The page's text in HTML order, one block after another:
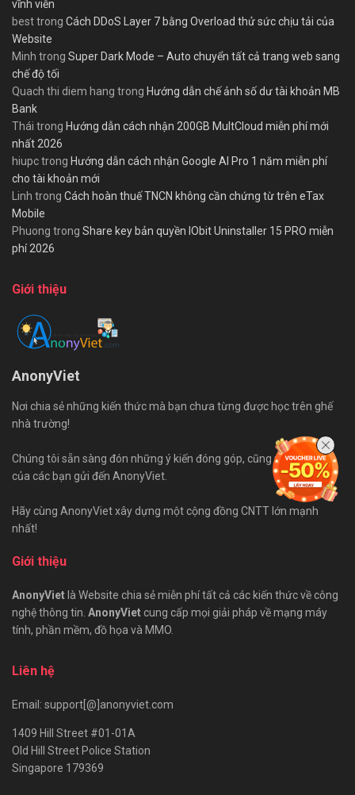
vĩnh viễn
besttrong Cách DDoS Layer 7 bằng Overload thử sức chịu tải của
Website
Minh trong Super Dark Mode – Auto chuyển tất cả trang web sang
chế độ tối
Quach thi diem hang trong Hướng dẫn chế ảnh số dư tài khoản MB
Bank
Thái trong Hướng dẫn cách nhận 200GB MultCloud miễn phí mới
nhất 2026
hiupctrong Hướng dẫn cách nhận Google AI Pro 1 năm miễn phí
cho tài khoản mới
Linh trong Cách hoàn thuế TNCN không cần chứng từ trên eTax
Mobile
Phuong trong Share key bản quyền IObit Uninstaller 15 PRO miễn
phí 2026
Giới thiệu
AnonyViet
Nơi chia sẻ những kiến thức mà bạn chưa từng được học trên ghế
nhà trường!
Chúng tôi sẵn sàng đón những ý kiến đóng góp, cũng như bài viết
của các bạn gửi đến AnonyViet.
Hãy cùng AnonyViet xây dựng một cộng đồng CNTT lớn mạnh
nhất!
Giới thiệu
AnonyVietlà Website chia sẻ miễn phí tất cả các kiến thức về công
nghệ thông tin. AnonyViet cung cấp mọi giải pháp về mạng máy
tính, phần mềm, đồ họa và MMO.
Liên hệ
Email: support[@]anonyviet.com
1409 Hill Street #01-01A
Old Hill Street Police Station
Singapore 179369